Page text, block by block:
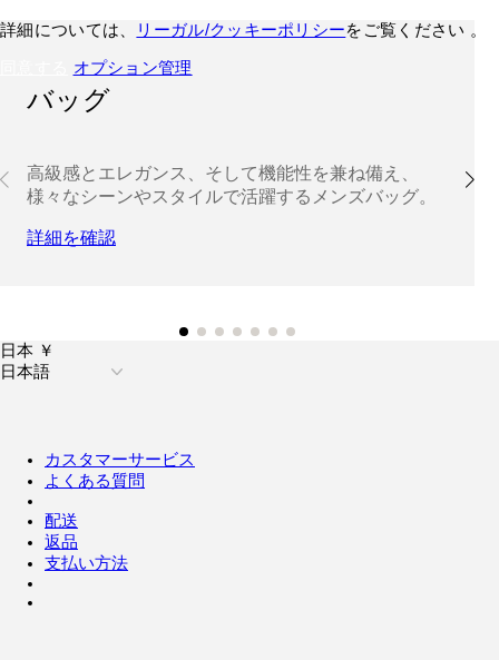
バッグ
高級感とエレガンス、そして機能性を兼ね備え、
様々なシーンやスタイルで活躍するメンズバッグ。
詳細を確認
日本 ￥
日本語
カスタマーサービス
よくある質問
配送
返品
支払い方法
詳細については、 リーガル/クッキーポリシーをご覧ください 。
オプション管理